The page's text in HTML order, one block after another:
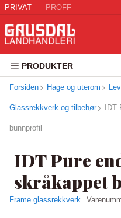
PRIVAT PROFF
PRODUKTER
Forsiden Hage og uterom
Glassrekkverk og tilbehør
bunnprofil
IDT Pure
skråkappet
Frame glassrekkverk